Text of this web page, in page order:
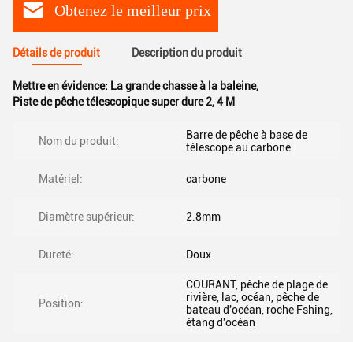
Obtenez le meilleur prix
Détails de produit Description du produit
Mettre en évidence: La grande chasse à la baleine,
Piste de pêche télescopique super dure 2,4 M
Nom du produit:
Barre de pêche à base de
télescope au carbone
Matériel: carbone
Diamètre supérieur: 2.8mm
Dureté: Doux
Position:
COURANT, pêche de plage de
rivière, lac, océan, pêche de
bateau d'océan, roche Fshing,
étang d'océan